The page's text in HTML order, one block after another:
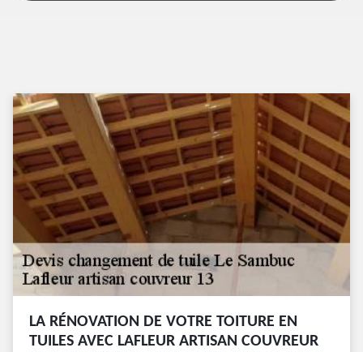
LA RÉNOVATION DE VOTRE TOITURE EN
TUILES AVEC LAFLEUR ARTISAN COUVREUR